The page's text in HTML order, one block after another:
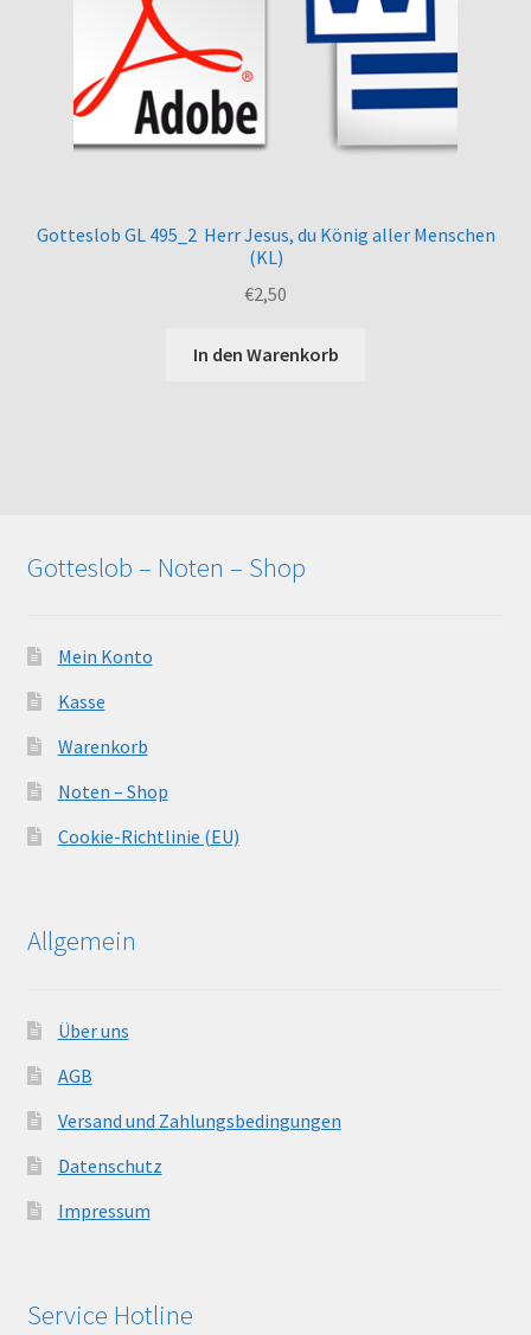
Gotteslob GL 495_2 Herr Jesus, du König aller Menschen
(KL)
€2,50
In den Warenkorb
Gotteslob – Noten – Shop
Mein Konto
Kasse
Warenkorb
Noten – Shop
Cookie-Richtlinie (EU)
Allgemein
Über uns
AGB
Versand und Zahlungsbedingungen
Datenschutz
Impressum
Service Hotline